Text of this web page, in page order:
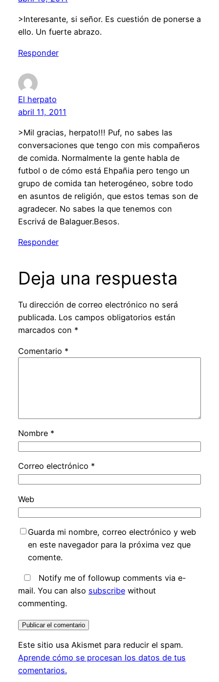
>Interesante, si señor. Es cuestión de ponerse a
ello. Un fuerte abrazo.
Responder
El herpato
abril 11, 2011
>Mil gracias, herpato!!! Puf, no sabes las
conversaciones que tengo con mis compañeros
de comida. Normalmente la gente habla de
futbol o de cómo está Ehpañia pero tengo un
grupo de comida tan heterogéneo, sobre todo
en asuntos de religión, que estos temas son de
agradecer. No sabes la que tenemos con
Escrivá de Balaguer.Besos.
Responder
Deja una respuesta
Tu dirección de correo electrónico no será
publicada. Los campos obligatorios están
marcados con *
Comentario *
Nombre *
Correo electrónico *
Web
Guarda mi nombre, correo electrónico y web
en este navegador para la próxima vez que
comente.
Notify me of followup comments via e-
mail. You can also subscribewithout
commenting.
Este sitio usa Akismet para reducir el spam.
Aprende cómo se procesan los datos de tus
comentarios.